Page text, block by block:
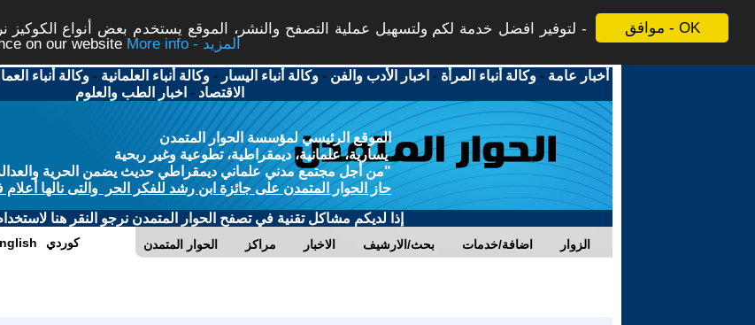
موافق - OK
لتوفير افضل خدمة لكم ولتسهيل عملية التصفح والنشر، الموقع يستخدم بعض أنواع
on our website
More info - المزيد
أخبار عامة -وكالة أنباء المرأة - اخبار الأدب والفن -وكالة أنباء اليسار -وكالة أنباء العلمانية -وكالة أنباء
الاقتصاد - اخبار الطب والعلوم
الموقع الرئيسي لمؤسسة الحوار المتمدن
يسارية، علمانية، ديمقراطية، تطوعية وغير ربحية
"من أجل مجتمع مدني علماني ديمقراطي حديث يضمن الحرية والعدالة
حاز الحوار المتمدن على جائزة ابن رشد للفكر الحر والتى نالها أعلام
إذا لديكم مشاكل تقنية في تصفح الحوار المتمدن نرجو النقر هنا
الحوار المتمدن مراكز الاخبار بحث/الارشيف اضافة/خدمات الزوار كوردي